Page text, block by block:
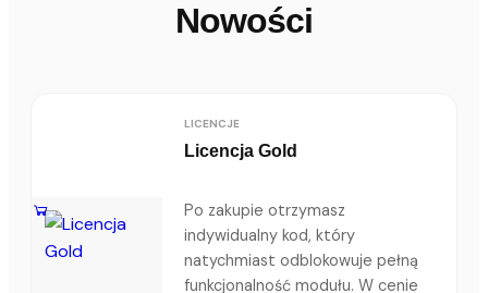
Nowości
LICENCJE
Licencja Gold
Po zakupie otrzymasz
indywidualny kod, który
natychmiast odblokowuje pełną
funkcjonalność modułu. W cenie